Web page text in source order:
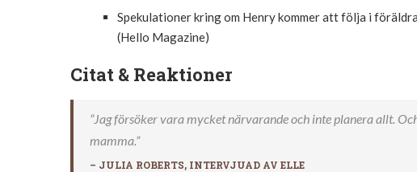
Spekulationer kring om Henry kommer att följa i
(Hello Magazine)
Citat & Reaktioner
”Jag försöker vara mycket närvarande och inte planera allt.
mamma.”
– JULIA ROBERTS, INTERVJUAD AV ELLE